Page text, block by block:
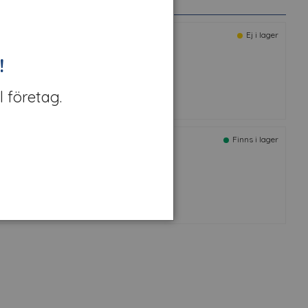
Ej i lager
Finns i lager
företag.